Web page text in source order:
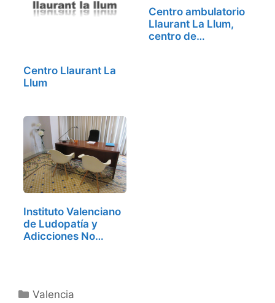
Centro Llaurant La
Llum
Centro ambulatorio
Llaurant La Llum,
centro de…
Instituto Valenciano
de Ludopatía y
Adicciones No…
Categorías
Valencia